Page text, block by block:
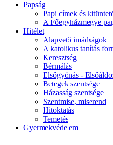
Papság
Papi címek és
A Főegyházmegye
Hitélet
Alapvető imádságok
A katolikus tanítás
Keresztség
Bérmálás
Elsőgyónás -
Betegek szentsége
Házasság szentsége
Szentmise, miserend
Hitoktatás
Temetés
Gyermekvédelem